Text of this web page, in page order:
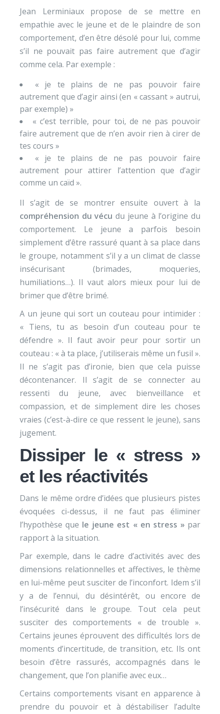
Jean Lerminiaux propose de se mettre en
empathie avec le jeune et de le plaindre de son
comportement, d’en être désolé pour lui, comme
s’il ne pouvait pas faire autrement que d’agir
comme cela. Par exemple :
« je te plains de ne pas pouvoir faire
autrement que d’agir ainsi (en « cassant » autrui,
par exemple) »
« c’est terrible, pour toi, de ne pas pouvoir
faire autrement que de n’en avoir rien à cirer de
tes cours »
« je te plains de ne pas pouvoir faire
autrement pour attirer l’attention que d’agir
comme un caïd ».
Il s’agit de se montrer ensuite ouvert à la
compréhension du vécudu jeune à l’origine du
comportement. Le jeune a parfois besoin
simplement d’être rassuré quant à sa place dans
le groupe, notamment s’il y a un climat de classe
insécurisant (brimades, moqueries,
humiliations…). Il vaut alors mieux pour lui de
brimer que d’être brimé.
A un jeune qui sort un couteau pour intimider :
« Tiens, tu as besoin d’un couteau pour te
défendre ». Il faut avoir peur pour sortir un
couteau : « à ta place, j’utiliserais même un fusil ».
Il ne s’agit pas d’ironie, bien que cela puisse
décontenancer. Il s’agit de se connecter au
ressenti du jeune, avec bienveillance et
compassion, et de simplement dire les choses
vraies (c’est-à-dire ce que ressent le jeune), sans
jugement.
Dissiper le « stress »
et les réactivités
Dans le même ordre d’idées que plusieurs pistes
évoquées ci-dessus, il ne faut pas éliminer
l’hypothèse que le jeune est « en stress »par
rapport à la situation.
Par exemple, dans le cadre d’activités avec des
dimensions relationnelles et affectives, le thème
en lui-même peut susciter de l’inconfort. Idem s’il
y a de l’ennui, du désintérêt, ou encore de
l’insécurité dans le groupe. Tout cela peut
susciter des comportements « de trouble ».
Certains jeunes éprouvent des difficultés lors de
moments d’incertitude, de transition, etc. Ils ont
besoin d’être rassurés, accompagnés dans le
changement, que l’on planifie avec eux…
Certains comportements visant en apparence à
prendre du pouvoir et à déstabiliser l’adulte